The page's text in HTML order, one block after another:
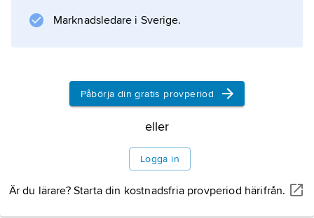
Litteraturanvisning
Information om artikeln
Marknadsledare i Sverige.
Påbörja din gratis provperiod
eller
Logga in
Är du lärare? Starta din kostnadsfria provperiod härifrån.